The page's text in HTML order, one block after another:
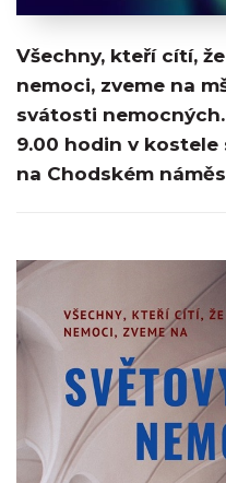
Všechny, kteří cítí,
nemoci, zveme na
svátosti
9.00 hodin v kostele
na Chodském